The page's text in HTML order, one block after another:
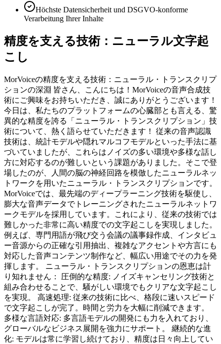
Höchste Datensicherheit und DSGVO-konforme
Verarbeitung Ihrer Inhalte
精度を支える技術：ニューラル文字起
こし
MorVoiceの精度を支える技術：ニューラル・トランスクリプ
ションの深淵 皆さん、こんにちは！MorVoiceの音声合成技
術にご興味をお持ちいただき、誠にありがとうございます！
今日は、私たちのプラットフォームの心臓部とも言える、驚
異的な精度を誇る「ニューラル・トランスクリプション」技
術について、熱く語らせていただきます！ 従来の音声認識
技術は、統計モデルや隠れマルコフモデルといった手法に基
づいていましたが、これらはノイズの多い環境や多様な話し
方に対応するのが難しいという課題がありました。そこで登
場したのが、人間の脳の神経回路を模倣したニューラルネッ
トワークを用いたニューラル・トランスクリプションです。
MorVoiceでは、最先端のディープラーニング技術を駆使し、
膨大な音声データでトレーニングされたニューラルネットワ
ークモデルを採用しています。これにより、従来の技術では
難しかった非常に高い精度での文字起こしを実現しました。
例えば、専門用語が飛び交う会議の議事録作成、インタビュ
ー音源からの正確な引用抽出、複雑なアクセントや方言にも
対応した音声コンテンツ制作など、幅広い用途でその力を発
揮します。 ニューラル・トランスクリプションの恩恵は計
り知れません： 圧倒的な精度: ノイズキャンセリング技術と
組み合わせることで、騒がしい環境でもクリアな文字起こし
を実現。 高速処理: 従来の技術に比べ、格段に速いスピード
で文字起こしが完了。時間と労力を大幅に削減できます。
多様な言語対応: 多言語モデルの開発にも力を入れており、
グローバルなビジネス展開を強力にサポート。 継続的な進
化: モデルは常に学習し続けており、精度は日々向上してい